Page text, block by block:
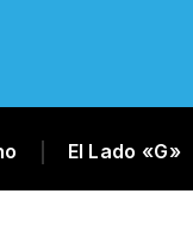
El Lado «G»